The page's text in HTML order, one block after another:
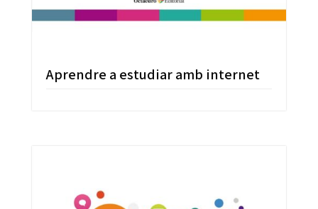
Aprendre a estudiar amb internet